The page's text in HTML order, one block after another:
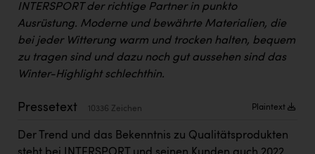
Karin Liedl
KEBA
KIWI Kinderwunsch Institut Dr. Loimer
Kremsmüller Anlagenbau GmbH
INTERSPORT der richtige Partner in punkto
Ausrüstung. Moderne und bewährte Materialien, die
bei jeder Witterung warm und trocken halten, bequem
zu tragen sind und dazu noch gut aussehen sind das
Winter-Highlight schlechthin.
Pressetext 10336 Zeichen Plaintext
Der Trend und das Bekenntnis zu Qualitätsprodukten